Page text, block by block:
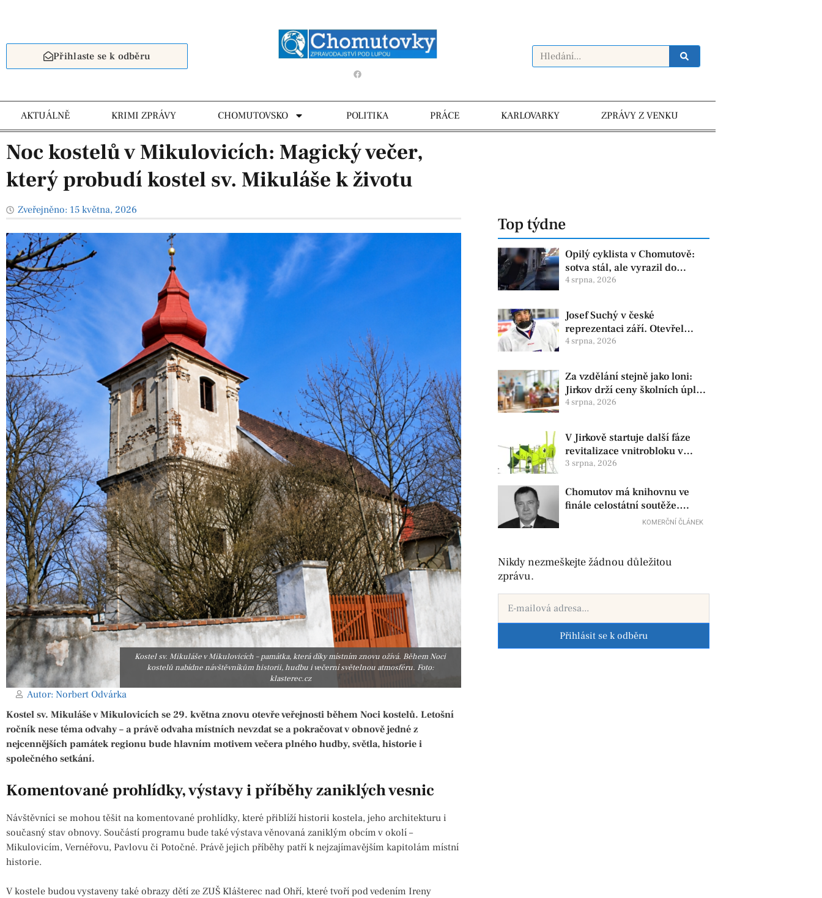
Přihlaste se k odběru
AKTUÁLNĚ KRIMI ZPRÁVY CHOMUTOVSKO POLITIKA PRÁCE KARLOVARKY ZPRÁVY Z VENKU
Noc kostelů v Mikulovicích: Magický večer,
který probudí kostel sv. Mikuláše k životu
Zveřejněno: 15 května, 2026
Kostel sv. Mikuláše v Mikulovicích – památka, která díky místním znovu ožívá. Během Noci
kostelů nabídne návštěvníkům historii, hudbu i večerní světelnou atmosféru. Foto:
klasterec.cz
Autor: Norbert Odvárka
Kostel sv. Mikuláše v Mikulovicích se 29. května znovu otevře veřejnosti během Noci kostelů. Letošní
ročník nese téma odvahy – a právě odvaha místních nevzdat se a pokračovat v obnově jedné z
nejcennějších památek regionu bude hlavním motivem večera plného hudby, světla, historie i
společného setkání.
Komentované prohlídky, výstavy i příběhy zaniklých vesnic
Návštěvníci se mohou těšit na komentované prohlídky, které přiblíží historii kostela, jeho architekturu i
současný stav obnovy. Součástí programu bude také výstava věnovaná zaniklým obcím v okolí –
Mikulovicím, Vernéřovu, Pavlovu či Potočné. Právě jejich příběhy patří k nejzajímavějším kapitolám místní
historie.
V kostele budou vystaveny také obrazy dětí ze ZUŠ Klášterec nad Ohří, které tvoří pod vedením Ireny
Top týdne
Opilý cyklista v Chomutově:
sotva stál, ale vyrazil do
centra. Skončil na kapotě auta
4 srpna, 2026
Josef Suchý v české
reprezentaci září. Otevřel
skóre proti Kanadě a míří na
4 srpna, 2026
Za vzdělání stejně jako loni:
Jirkov drží ceny školních úplat
beze změny
4 srpna, 2026
V Jirkově startuje další fáze
revitalizace vnitrobloku v
Tkalcovské
3 srpna, 2026
Chomutov má knihovnu ve
finále celostátní soutěže.
Vedení města ji přesto chce
KOMERČNÍ ČLÁNEK
Nikdy nezmeškejte žádnou důležitou
zprávu.
Přihlásit se k odběru